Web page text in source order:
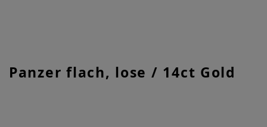
Panzer flach, lose / 14ct Gold
Anfang